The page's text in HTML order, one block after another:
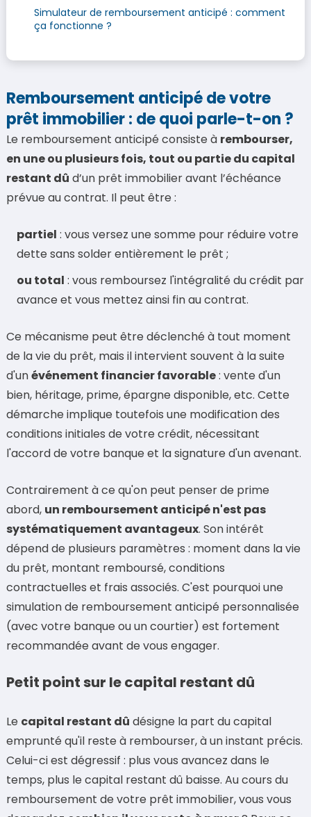
Simulateur de remboursement anticipé : comment
ça fonctionne ?
Remboursement anticipé de votre
prêt immobilier : de quoi parle-t-on ?
Le remboursement anticipé consiste à rembourser,
en une ou plusieurs fois, tout ou partie du capital
restant dû d’un prêt immobilier avant l’échéance
prévue au contrat. Il peut être :
partiel : vous versez une somme pour réduire votre
dette sans solder entièrement le prêt ;
ou total : vous remboursez l'intégralité du crédit par
avance et vous mettez ainsi fin au contrat.
Ce mécanisme peut être déclenché à tout moment
de la vie du prêt, mais il intervient souvent à la suite
d'unévénement financier favorable: vente d'un
bien, héritage, prime, épargne disponible, etc. Cette
démarche implique toutefois une modification des
conditions initiales de votre crédit, nécessitant
l'accord de votre banque et la signature d'un avenant.
Contrairement à ce qu'on peut penser de prime
abord, un remboursement anticipé n'est pas
systématiquement avantageux. Son intérêt
dépend de plusieurs paramètres : moment dans la vie
du prêt, montant remboursé, conditions
contractuelles et frais associés. C'est pourquoi une
simulation de remboursement anticipé personnalisée
(avec votre banque ou un courtier) est fortement
recommandée avant de vous engager.
Petit point sur le capital restant dû
Le capital restant dû désigne la part du capital
emprunté qu'il reste à rembourser, à un instant précis.
Celui-ci est dégressif : plus vous avancez dans le
temps, plus le capital restant dû baisse. Au cours du
remboursement de votre prêt immobilier, vous vous